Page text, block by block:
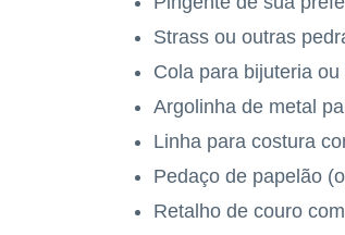
Strass ou outras
Cola para bijuteria ou
Argolinha de metal
Linha para costura
Pedaço de papelão
Retalho de couro